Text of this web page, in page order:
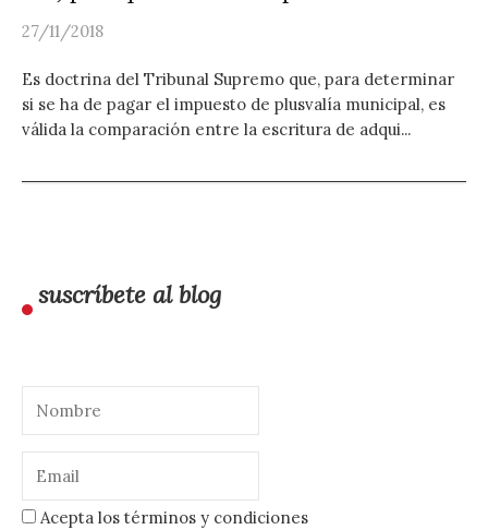
27/11/2018
Es doctrina del Tribunal Supremo que, para determinar
si se ha de pagar el impuesto de plusvalía municipal, es
válida la comparación entre la escritura de adqui...
suscríbete al blog
Acepta los términos y condiciones